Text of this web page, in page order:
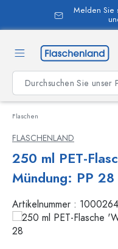
springen
Melden Sie
Flaschen
FLASCHENLAND
250 ml PET-
Mündung: PP 28
Artikelnummer :